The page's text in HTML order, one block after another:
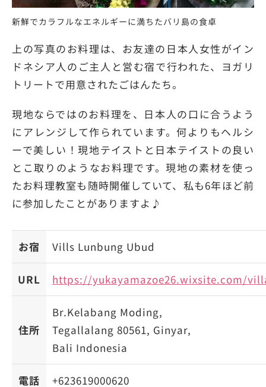
新鮮でカラフルなエネルギーに満ちたバリ島の食卓
上の写真のお料理は、お友達の日本人女性がイン
ドネシア人のご主人と営む宿で行われた、ヨガリ
トリートで用意されたごはんたち。
現地ならではのお料理を、日本人の口に合うよう
にアレンジして作られています。何よりもヘルシ
ーで美しい！現地テイストと日本テイストの良い
とこ取りのようなお料理です。現地の素材を使っ
たお料理教室も随時開催していて、私も6年ほど前
に参加したことがありますよ♪
お宿 Vills Lunbung Ubud
URL https://yukayamazoe26.wixsite.com/
住所
Br.Kelabang Moding,
Tegallalang 80561, Ginyar,
Bali Indonesia
電話 +623619000620